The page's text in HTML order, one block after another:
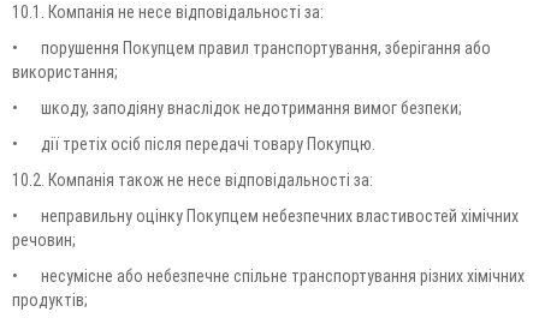
10.1. Компанія не несе відповідальності за:
•
порушення Покупцем правил транспортування, зберігання або
використання;
•
шкоду, заподіяну внаслідок недотримання вимог безпеки;
•
дії третіх осіб після передачі товару Покупцю.
10.2. Компанія також не несе відповідальності за:
•
неправильну оцінку Покупцем небезпечних властивостей хімічних
речовин;
•
несумісне або небезпечне спільне транспортування різних хімічних
продуктів;